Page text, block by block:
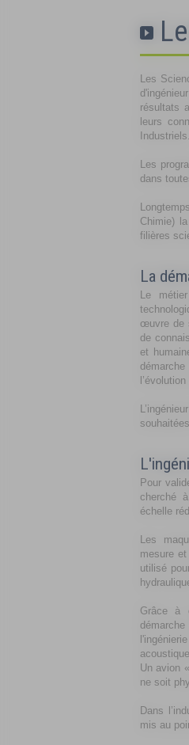
Les
résultats
leurs
Industriels.
Les
dans
Chimie)
filières
La
Le
œuvre de
de
et
Pour
cherché
échelle
Les
mesure
utilisé
Grâce à
Un avion
ne soit
Dans
mis au